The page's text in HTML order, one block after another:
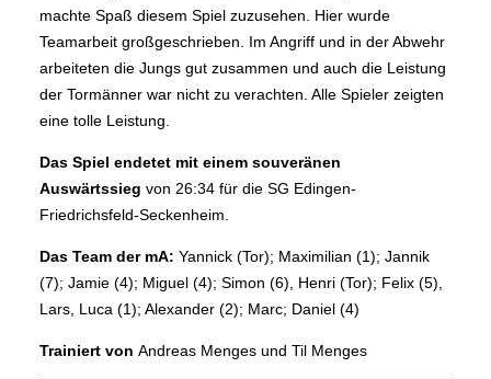
machte Spaß diesem Spiel zuzusehen. Hier wurde
Teamarbeit großgeschrieben. Im Angriff und in der Abwehr
arbeiteten die Jungs gut zusammen und auch die Leistung
der Tormänner war nicht zu verachten. Alle Spieler zeigten
eine tolle Leistung.
Das Spiel endetet mit einem souveränen
Auswärtssieg von 26:34 für die SG Edingen-
Friedrichsfeld-Seckenheim.
Das Team der mA: Yannick (Tor); Maximilian (1); Jannik
(7); Jamie (4); Miguel (4); Simon (6), Henri (Tor); Felix (5),
Lars, Luca (1); Alexander (2); Marc; Daniel (4)
Trainiert von Andreas Menges und Til Menges